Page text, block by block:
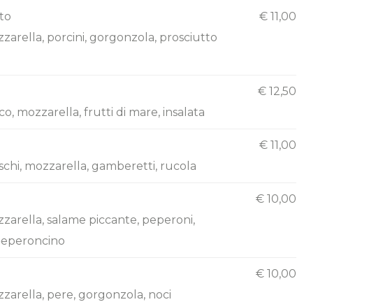
porcini, gorgonzola, prosciutto
€ 11,00
mozzarella, frutti di mare, insalata
€ 12,50
mozzarella, gamberetti, rucola
€ 11,00
salame piccante, peperoni,
€ 10,00
pere, gorgonzola, noci
€ 10,00